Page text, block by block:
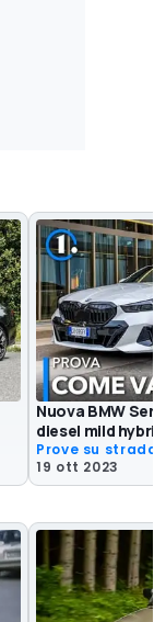
Nuova BMW
diesel mild hybrid
Prove su strada
19 ott 2023